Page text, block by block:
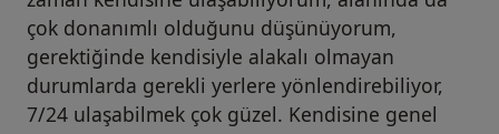
çok donanımlı olduğunu düşünüyorum,
gerektiğinde kendisiyle alakalı olmayan
durumlarda gerekli yerlere yönlendirebiliyor,
7/24 ulaşabilmek çok güzel. Kendisine genel